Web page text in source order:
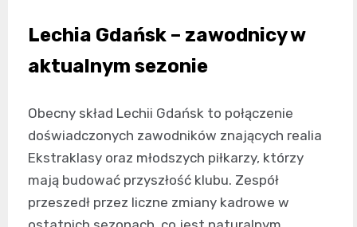
Lechia Gdańsk – zawodnicy w
aktualnym sezonie
Obecny skład Lechii Gdańsk to połączenie
doświadczonych zawodników znających realia
Ekstraklasy oraz młodszych piłkarzy, którzy
mają budować przyszłość klubu. Zespół
przeszedł przez liczne zmiany kadrowe w